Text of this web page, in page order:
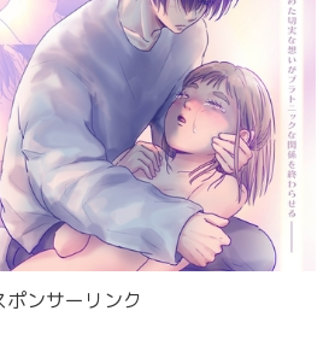
ポンサーリンク